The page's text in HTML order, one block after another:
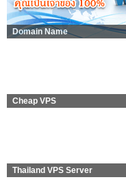
Domain Name
Cheap VPS
Thailand VPS Server